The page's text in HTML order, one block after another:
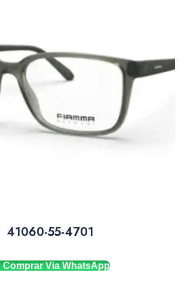
41060-55-4701
Comprar Via WhatsApp